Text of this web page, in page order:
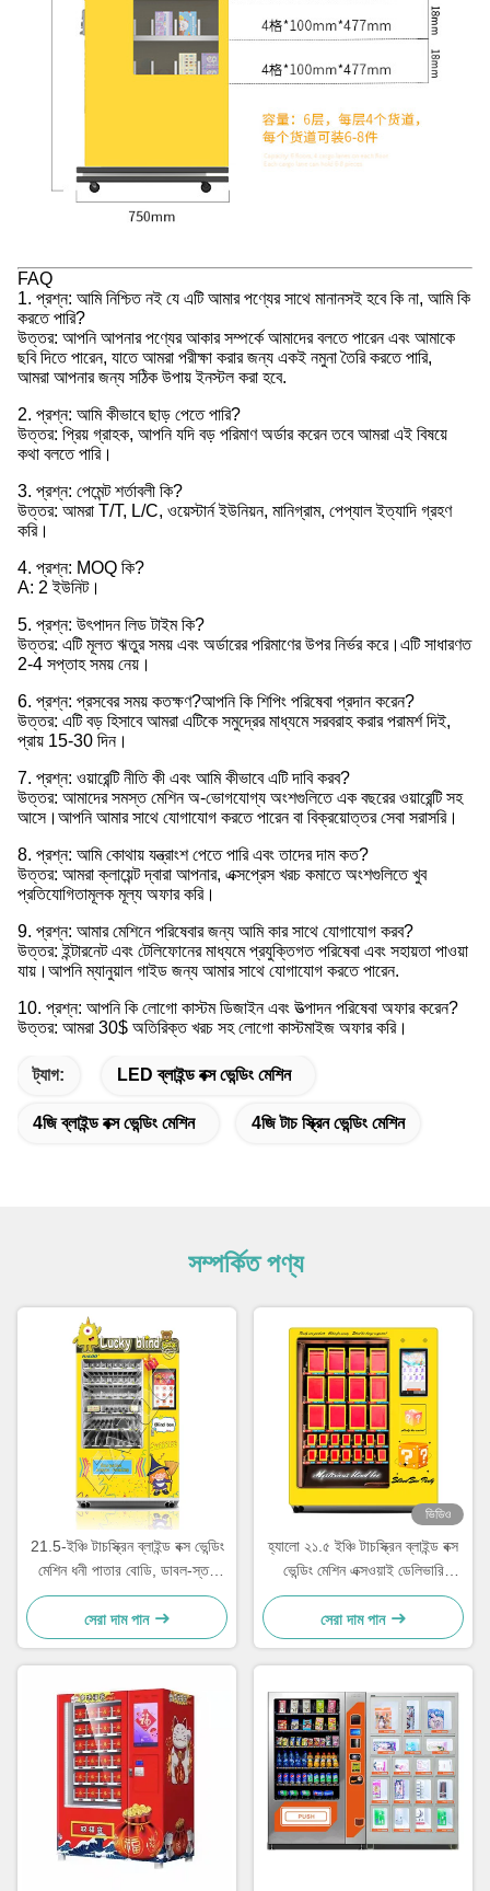
FAQ
1. প্রশ্ন: আমি নিশ্চিত নই যে এটি আমার পণ্যের সাথে মানানসই হবে কি না, আমি কি
করতে পারি?
উত্তর: আপনি আপনার পণ্যের আকার সম্পর্কে আমাদের বলতে পারেন এবং আমাকে
ছবি দিতে পারেন, যাতে আমরা পরীক্ষা করার জন্য একই নমুনা তৈরি করতে পারি,
আমরা আপনার জন্য সঠিক উপায় ইনস্টল করা হবে.
2. প্রশ্ন: আমি কীভাবে ছাড় পেতে পারি?
উত্তর: প্রিয় গ্রাহক, আপনি যদি বড় পরিমাণ অর্ডার করেন তবে আমরা এই বিষয়ে
কথা বলতে পারি।
3. প্রশ্ন: পেমেন্ট শর্তাবলী কি?
উত্তর: আমরা T/T, L/C, ওয়েস্টার্ন ইউনিয়ন, মানিগ্রাম, পেপ্যাল ​​ইত্যাদি গ্রহণ
করি।
4. প্রশ্ন: MOQ কি?
A: 2 ইউনিট।
5. প্রশ্ন: উৎপাদন লিড টাইম কি?
উত্তর: এটি মূলত ঋতুর সময় এবং অর্ডারের পরিমাণের উপর নির্ভর করে।এটি সাধারণত
2-4 সপ্তাহ সময় নেয়।
6. প্রশ্ন: প্রসবের সময় কতক্ষণ?আপনি কি শিপিং পরিষেবা প্রদান করেন?
উত্তর: এটি বড় হিসাবে আমরা এটিকে সমুদ্রের মাধ্যমে সরবরাহ করার পরামর্শ দিই,
প্রায় 15-30 দিন।
7. প্রশ্ন: ওয়ারেন্টি নীতি কী এবং আমি কীভাবে এটি দাবি করব?
উত্তর: আমাদের সমস্ত মেশিন অ-ভোগযোগ্য অংশগুলিতে এক বছরের ওয়ারেন্টি সহ
আসে।আপনি আমার সাথে যোগাযোগ করতে পারেন বা বিক্রয়োত্তর সেবা সরাসরি।
8. প্রশ্ন: আমি কোথায় যন্ত্রাংশ পেতে পারি এবং তাদের দাম কত?
উত্তর: আমরা ক্লায়েন্ট দ্বারা আপনার, এক্সপ্রেস খরচ কমাতে অংশগুলিতে খুব
প্রতিযোগিতামূলক মূল্য অফার করি।
9. প্রশ্ন: আমার মেশিনে পরিষেবার জন্য আমি কার সাথে যোগাযোগ করব?
উত্তর: ইন্টারনেট এবং টেলিফোনের মাধ্যমে প্রযুক্তিগত পরিষেবা এবং সহায়তা পাওয়া
যায়।আপনি ম্যানুয়াল গাইড জন্য আমার সাথে যোগাযোগ করতে পারেন.
10. প্রশ্ন: আপনি কি লোগো কাস্টম ডিজাইন এবং উত্পাদন পরিষেবা অফার করেন?
উত্তর: আমরা 30$ অতিরিক্ত খরচ সহ লোগো কাস্টমাইজ অফার করি।
ট্যাগ: LED ব্লাইন্ড বক্স ভেন্ডিং মেশিন
4জি ব্লাইন্ড বক্স ভেন্ডিং মেশিন 4জি টাচ স্ক্রিন ভেন্ডিং মেশিন
সম্পর্কিত পণ্য
21.5-ইঞ্চি টাচস্ক্রিন ব্লাইন্ড বক্স ভেন্ডিং
মেশিন ধনী পাতার বোডি, ডাবল-স্তর
বিস্ফোরণ-প্রমাণ টেম্পারেড গ্লাস এবং
অ্যান্টি-চুরি বিতরণ পোর্ট সহ
সেরা দাম পান
ভিডিও
হ্যালো ২১.৫ ইঞ্চি টাচস্ক্রিন ব্লাইন্ড বক্স
ভেন্ডিং মেশিন এক্সওয়াই ডেলিভারি
প্ল্যাটফর্ম অতিরিক্ত বড় ডিসপ্লে উইন্ডো
সহ
সেরা দাম পান